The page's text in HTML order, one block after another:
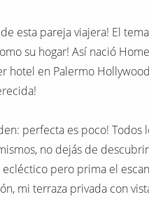
esta pareja viajera! El
su hogar! Así nació
hotel en Palermo
perfecta es poco! Todos
no dejás de
ecléctico pero prima el
mi terraza privada con